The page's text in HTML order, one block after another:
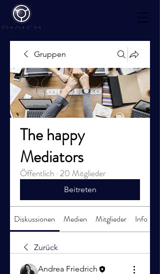
Gruppen
The happy
Mediators
Öffentlich · 20 Mitglieder
Beitreten
Diskussionen Medien Mitglieder Info
Zurück
Andrea Friedrich